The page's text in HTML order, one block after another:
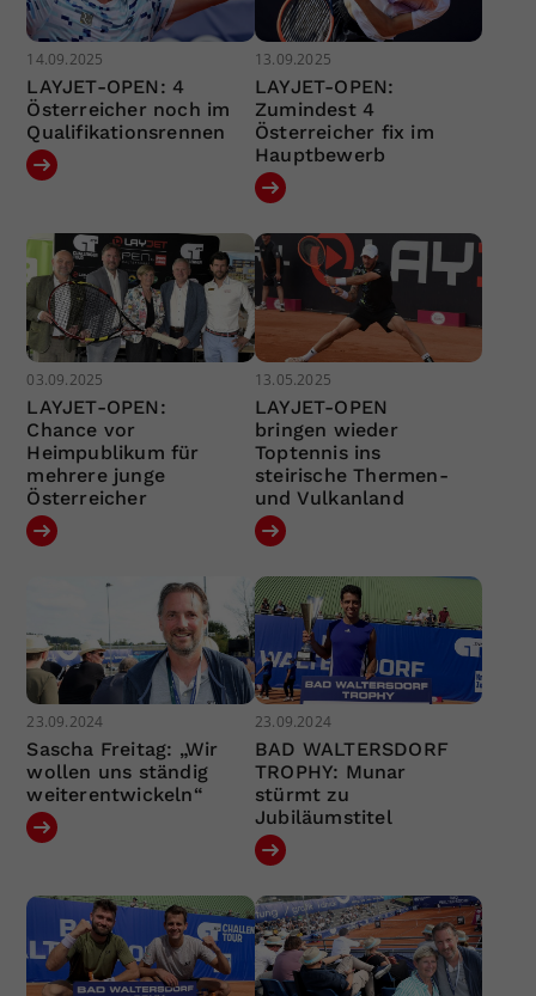
14.09.2025
LAYJET-OPEN: 4
Österreicher noch im
Qualifikationsrennen
13.09.2025
LAYJET-OPEN:
Zumindest 4
Österreicher fix im
Hauptbewerb
03.09.2025
LAYJET-OPEN:
Chance vor
Heimpublikum für
mehrere junge
Österreicher
13.05.2025
LAYJET-OPEN
bringen wieder
Toptennis ins
steirische Thermen-
und Vulkanland
23.09.2024
Sascha Freitag: „Wir
wollen uns ständig
weiterentwickeln“
23.09.2024
BAD WALTERSDORF
TROPHY: Munar
stürmt zu
Jubiläumstitel